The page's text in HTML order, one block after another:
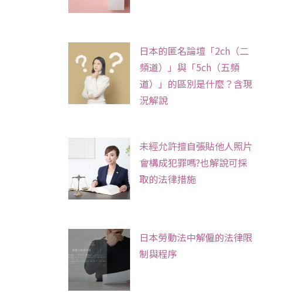
日本的匿名論壇「2ch（二
頻道）」與「5ch（五頻
道）」的區別是什麼？含現
況解說
未經允許擅自張貼他人照片
會構成犯罪嗎?也解說可採
取的法律措施
日本勞動法中解僱的法律限
制與程序